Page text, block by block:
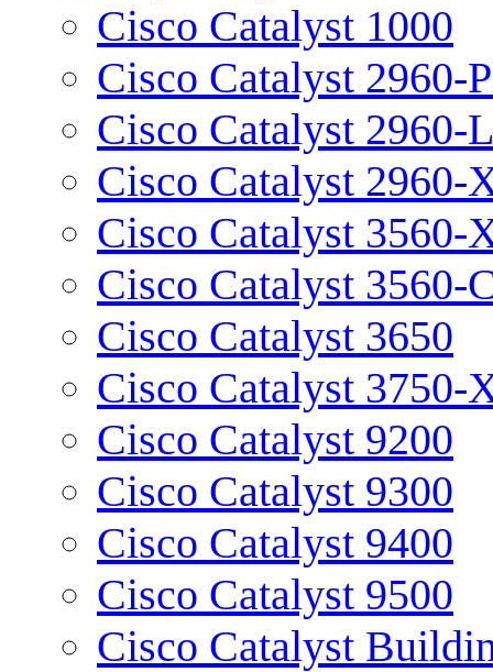
Cisco Catalyst 1000
Cisco Catalyst 2960-
Cisco Catalyst 2960-L
Cisco Catalyst 2960-
Cisco Catalyst 3560-
Cisco Catalyst 3560-
Cisco Catalyst 3650
Cisco Catalyst 3750-
Cisco Catalyst 9200
Cisco Catalyst 9300
Cisco Catalyst 9400
Cisco Catalyst 9500
Cisco Catalyst